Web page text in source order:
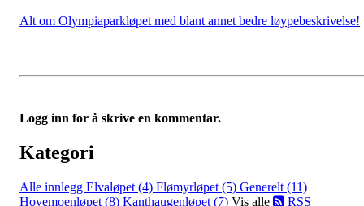
Alt om Olympiaparkløpet med blant annet bedre løypebeskrivelse!
Logg inn for å skrive en kommentar.
Kategori
Alle innlegg Elvaløpet (4) Flømyrløpet (5) Generelt (11)
Hovemoenløpet (8) Kanthaugenløpet (7) Vis alle RSS